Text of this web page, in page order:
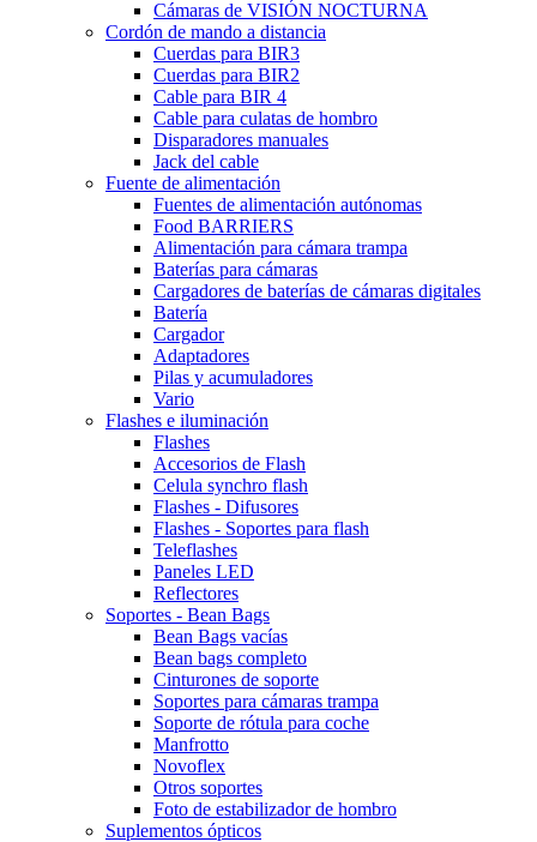
Cámaras de VISIÓN NOCTURNA
Cordón de mando a distancia
Cuerdas para BIR3
Cuerdas para BIR2
Cable para BIR 4
Cable para culatas de hombro
Disparadores manuales
Jack del cable
Fuente de alimentación
Fuentes de alimentación autónomas
Food BARRIERS
Alimentación para cámara trampa
Baterías para cámaras
Cargadores de baterías de cámaras digitales
Batería
Cargador
Adaptadores
Pilas y acumuladores
Vario
Flashes e iluminación
Flashes
Accesorios de Flash
Celula synchro flash
Flashes - Difusores
Flashes - Soportes para flash
Teleflashes
Paneles LED
Reflectores
Soportes - Bean Bags
Bean Bags vacías
Bean bags completo
Cinturones de soporte
Soportes para cámaras trampa
Soporte de rótula para coche
Manfrotto
Novoflex
Otros soportes
Foto de estabilizador de hombro
Suplementos ópticos